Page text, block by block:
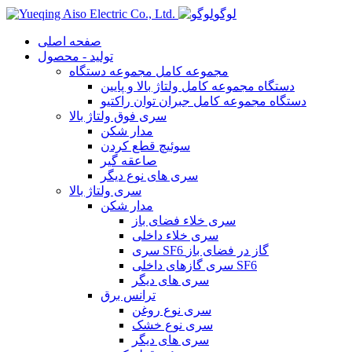
لوگو
صفحه اصلی
تولید - محصول
مجموعه کامل مجموعه دستگاه
دستگاه مجموعه کامل ولتاژ بالا و پایین
دستگاه مجموعه کامل جبران توان راکتیو
سری فوق ولتاژ بالا
مدار شکن
سوئیچ قطع کردن
صاعقه گیر
سری های نوع دیگر
سری ولتاژ بالا
مدار شکن
سری خلاء فضای باز
سری خلاء داخلی
سری SF6 گاز در فضای باز
سری گازهای داخلی SF6
سری های دیگر
ترانس برق
سری نوع روغن
سری نوع خشک
سری های دیگر